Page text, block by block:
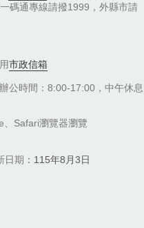
碼通專線請撥1999，外縣市請
市政信箱
辦公時間：8:00-17:00，中午休息
Safari瀏覽器瀏覽
日期 115年8月3日